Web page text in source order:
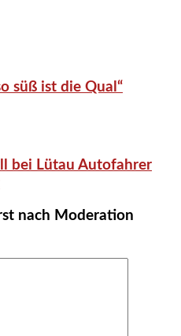
süß ist die Qual“
bei Lütau Autofahrer
nach Moderation